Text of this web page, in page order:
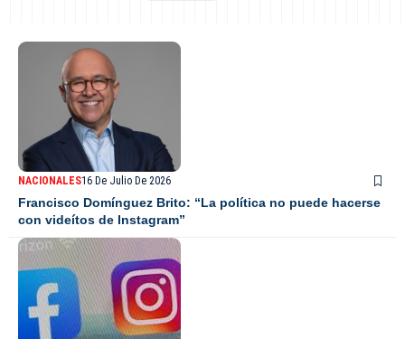
NACIONALES16 De Julio De 2026
Francisco Domínguez Brito: “La política no puede hacerse
con videítos de Instagram”